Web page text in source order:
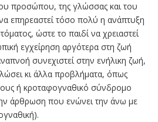
προσώπου, της γλώσσας και του
επηρεαστεί τόσο πολύ η ανάπτυξη
ώστε το παιδί να χρειαστεί
εγχείρηση αργότερα στη ζωή
συνεχιστεί στην ενήλικη ζωή,
κι άλλα προβλήματα, όπως
ή κροταφογναθικό σύνδρομο
άρθρωση που ενώνει την άνω με